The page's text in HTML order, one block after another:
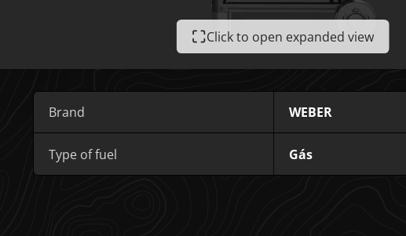
Click to open expanded view
Brand WEBER
Type of fuel Gás